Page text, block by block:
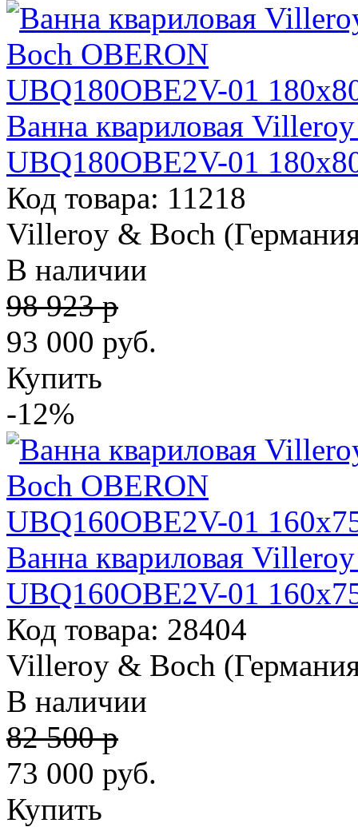
Ванна квариловая
UBQ180OBE2V-01
Код товара: 11218
Villeroy & Boch
В наличии
98 923 р
93 000 руб.
Купить
-12%
Ванна квариловая
UBQ160OBE2V-01
Код товара: 28404
Villeroy & Boch
В наличии
82 500 р
73 000 руб.
Купить